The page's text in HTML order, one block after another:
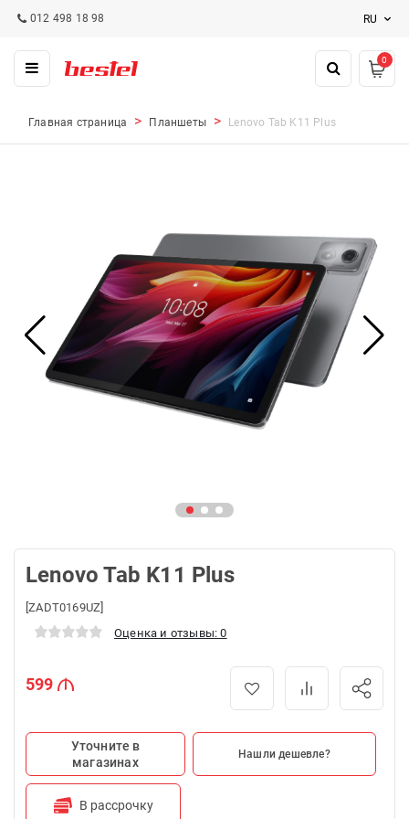
012 498 18 98 RU
0
Главная страница Планшеты Lenovo Tab K11 Plus
Lenovo Tab K11 Plus
[ZADT0169UZ]
Оценка и отзывы: 0
599
Уточните в
магазинах
Нашли дешевле?
В рассрочку